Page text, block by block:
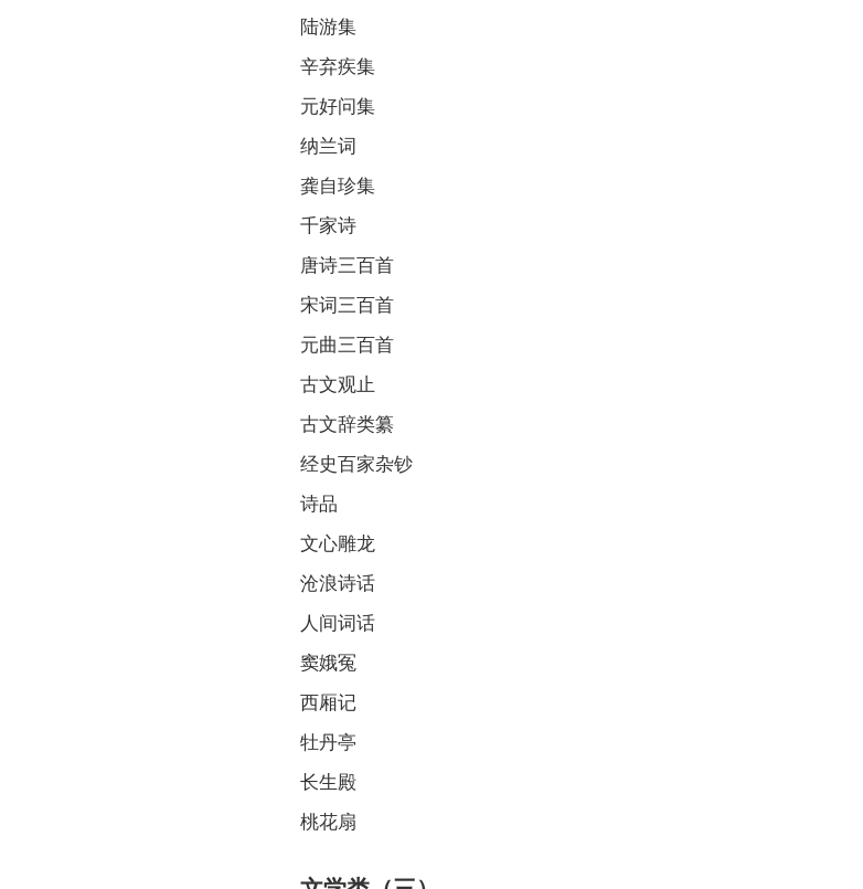
陆游集
辛弃疾集
元好问集
纳兰词
龚自珍集
千家诗
唐诗三百首
宋词三百首
元曲三百首
古文观止
古文辞类纂
经史百家杂钞
诗品
文心雕龙
沧浪诗话
人间词话
窦娥冤
西厢记
牡丹亭
长生殿
桃花扇